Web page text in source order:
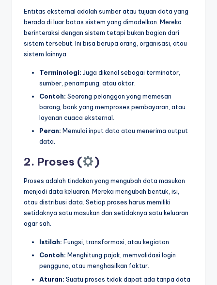
Entitas eksternal adalah sumber atau tujuan data yang
berada di luar batas sistem yang dimodelkan. Mereka
berinteraksi dengan sistem tetapi bukan bagian dari
sistem tersebut. Ini bisa berupa orang, organisasi, atau
sistem lainnya.
Terminologi: Juga dikenal sebagai terminator,
sumber, penampung, atau aktor.
Contoh: Seorang pelanggan yang memesan
barang, bank yang memproses pembayaran, atau
layanan cuaca eksternal.
Peran: Memulai input data atau menerima output
data.
2. Proses ( )
Proses adalah tindakan yang mengubah data masukan
menjadi data keluaran. Mereka mengubah bentuk, isi,
atau distribusi data. Setiap proses harus memiliki
setidaknya satu masukan dan setidaknya satu keluaran
agar sah.
Istilah: Fungsi, transformasi, atau kegiatan.
Contoh: Menghitung pajak, memvalidasi login
pengguna, atau menghasilkan faktur.
Aturan: Suatu proses tidak dapat ada tanpa data